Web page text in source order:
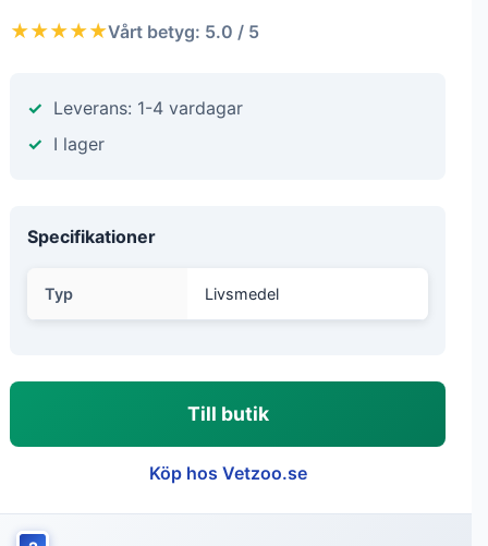
★★★★★Vårt betyg: 5.0 / 5
Leverans: 1-4 vardagar
I lager
Specifikationer
Typ Livsmedel
Till butik
Köp hos Vetzoo.se